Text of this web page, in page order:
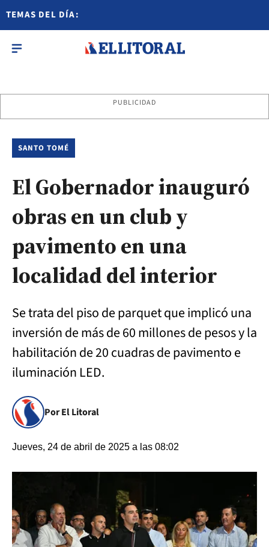
TEMAS DEL DÍA:
PUBLICIDAD
SANTO TOMÉ
El Gobernador inauguró
obras en un club y
pavimento en una
localidad del interior
Se trata del piso de parquet que implicó una
inversión de más de 60 millones de pesos y la
habilitación de 20 cuadras de pavimento e
iluminación LED.
Por El Litoral
Jueves, 24 de abril de 2025 a las 08:02